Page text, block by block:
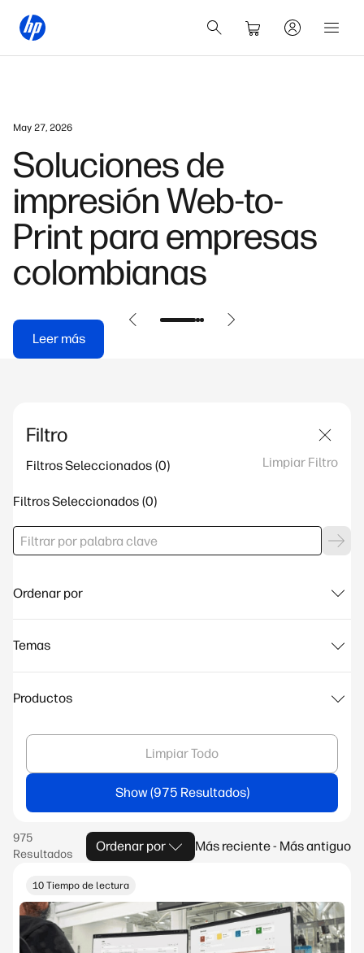
10 características que
hacen más inteligente
un portátil moderno
para trabajar desde
cualquier lugar
Leer más
Filtro
Filtros Seleccionados Limpiar Filtro
Filtros Seleccionados
Ordenar por
Temas
Productos
Limpiar Todo
Show
Ordenar por Más reciente - Más antiguo
10 Tiempo de lectura